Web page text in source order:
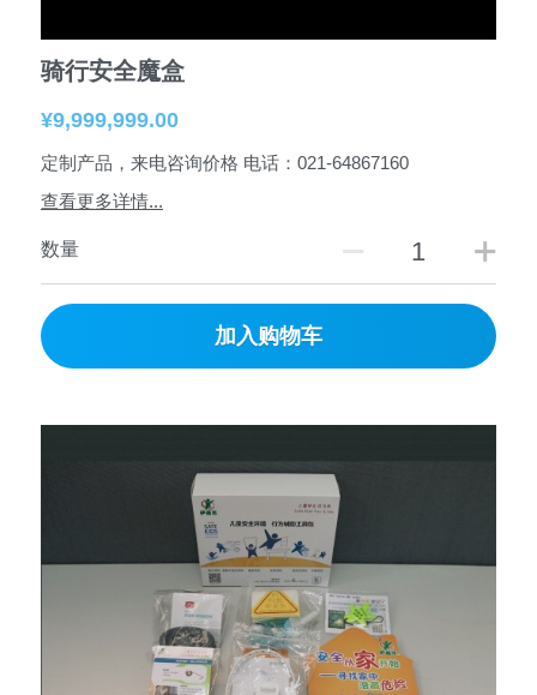
骑行安全魔盒
¥9,999,999.00
定制产品，来电咨询价格 电话：021-64867160
查看更多详情...
数量
加入购物车